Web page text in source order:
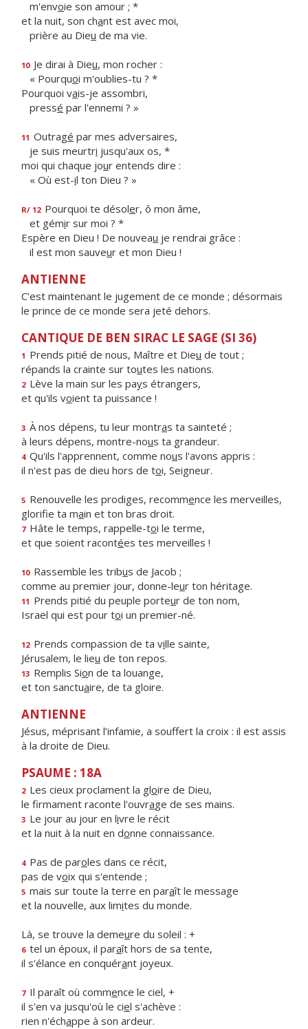
m'envoie son amour ; *
et la nuit, son chant est avec moi,
prière au Dieu de ma vie.
10 Je dirai à Dieu, mon rocher :
« Pourquoi m'oublies-tu ? *
Pourquoi vais-je assombri,
pressé par l'ennemi ? »
11 Outragé par mes adversaires,
je suis meurtri jusqu'aux os, *
moi qui chaque jour entends dire :
« Où est-il ton Dieu ? »
R/ 12 Pourquoi te désoler, ô mon âme,
et gémir sur moi ? *
Espère en Dieu ! De nouveau je rendrai grâce :
il est mon sauveur et mon Dieu !
ANTIENNE
C’est maintenant le jugement de ce monde ; désormais
le prince de ce monde sera jeté dehors.
CANTIQUE DE BEN SIRAC LE SAGE (SI 36)
1 Prends pitié de nous, Maître et Dieu de tout ;
répands la crainte sur toutes les nations.
2 Lève la main sur les pays étrangers,
et qu'ils voient ta puissance !
3 À nos dépens, tu leur montras ta sainteté ;
à leurs dépens, montre-nous ta grandeur.
4 Qu'ils l'apprennent, comme nous l'avons appris :
il n'est pas de dieu hors de toi, Seigneur.
5 Renouvelle les prodiges, recommence les merveilles,
glorifie ta main et ton bras droit.
7 Hâte le temps, rappelle-toi le terme,
et que soient racontées tes merveilles !
10 Rassemble les tribus de Jacob ;
comme au premier jour, donne-leur ton héritage.
11 Prends pitié du peuple porteur de ton nom,
Israël qui est pour toi un premier-né.
12 Prends compassion de ta ville sainte,
Jérusalem, le lieu de ton repos.
13 Remplis Sion de ta louange,
et ton sanctuaire, de ta gloire.
ANTIENNE
Jésus, méprisant l’infamie, a souffert la croix : il est assis
à la droite de Dieu.
PSAUME : 18A
2 Les cieux proclament la gloire de Dieu,
le firmament raconte l'ouvrage de ses mains.
3 Le jour au jour en livre le récit
et la nuit à la nuit en donne connaissance.
4 Pas de paroles dans ce récit,
pas de voix qui s'entende ;
5 mais sur toute la terre en paraît le message
et la nouvelle, aux limites du monde.
Là, se trouve la demeure du soleil : +
6 tel un époux, il paraît hors de sa tente,
il s'élance en conquérant joyeux.
7 Il paraît où commence le ciel, +
il s'en va jusqu'où le ciel s'achève :
rien n'échappe à son ardeur.